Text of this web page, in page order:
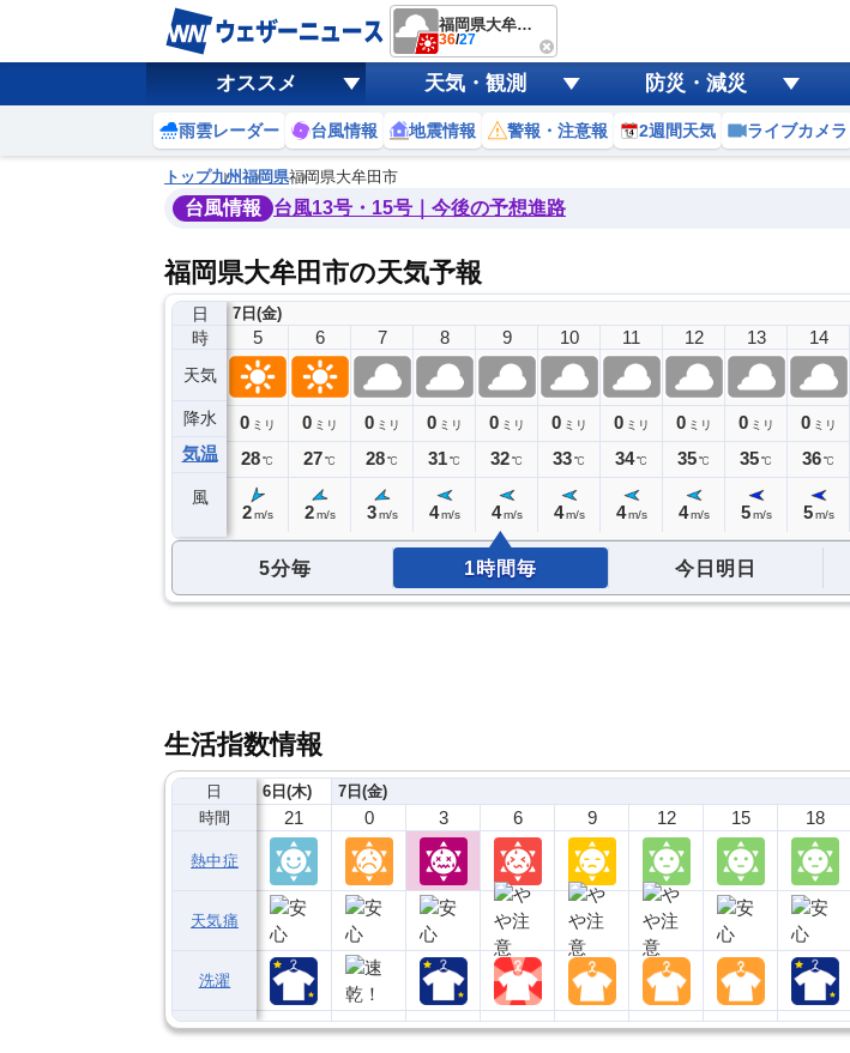
福岡県大牟田市
36/27
オススメ 天気・観測 防災・減災
雨雲レーダー 台風情報 地震情報 警報・注意報 2週間天気 ライブカメラ
トップ九州福岡県福岡県大牟田市
台風情報 台風13号・15号｜今後の予想進路
福岡県大牟田市の天気予報
日
時
天気
降水
気温
風
7日(金)
4
0ミリ
30℃
5
0 ミリ
28℃
2 m/s
6
0 ミリ
27℃
2 m/s
7
0 ミリ
28℃
3 m/s
8
0 ミリ
31℃
4 m/s
9
0 ミリ
32℃
4 m/s
10
0 ミリ
33℃
4 m/s
11
0 ミリ
34℃
4 m/s
12
0 ミリ
35℃
4 m/s
13
0 ミリ
35℃
5 m/s
14
0 ミリ
36℃
5 m/s
5分毎 1時間毎 今日明日
生活指数情報
日
時間
熱中症
天気痛
洗濯
6日(木)
21
7日(金)
0 3 6 9 12 15 18